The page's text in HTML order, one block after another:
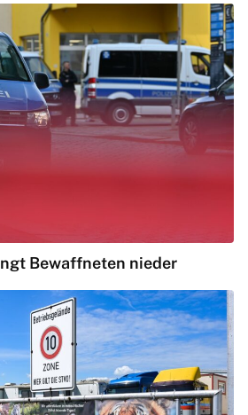
Bewaffneten nieder